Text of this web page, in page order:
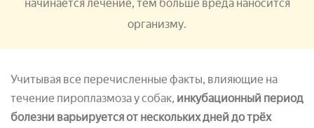
начинается лечение, тем больше вреда наносится
организму.
Учитывая все перечисленные факты, влияющие на
течение пироплазмоза у собак, инкубационный период
болезни варьируется от нескольких дней до трёх